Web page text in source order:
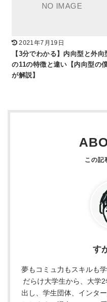
2021年7月19日
【3分でわかる】内向型と外向
の11の特徴と違い【内向型の
が解説】
す
夢もコミュ力もスキルも
だらけ大学生から、大学
出し、学生団体、インタ